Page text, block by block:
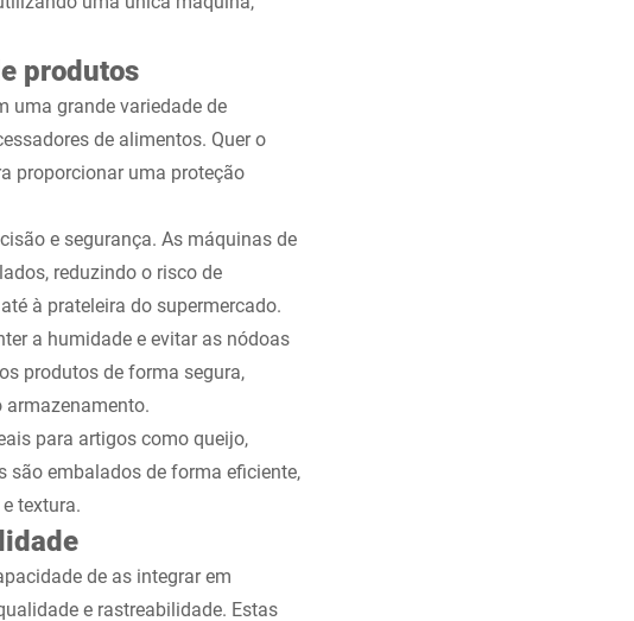
produtos
uma grande variedade de
de alimentos. Quer o
proporcionar uma proteção
e segurança. As máquinas de
reduzindo o risco de
à prateleira do supermercado.
a humidade e evitar as nódoas
produtos de forma segura,
armazenamento.
para artigos como queijo,
são embalados de forma eficiente,
textura.
de as integrar em
e rastreabilidade. Estas